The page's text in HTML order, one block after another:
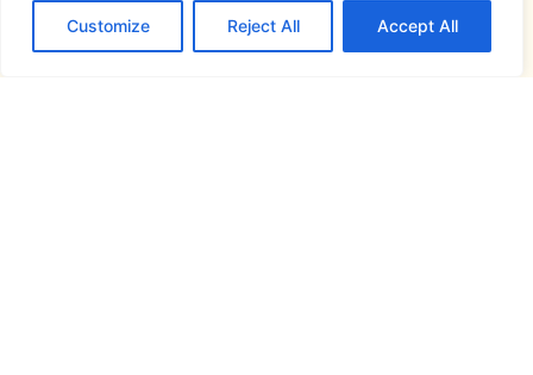
Customize Reject All Accept All